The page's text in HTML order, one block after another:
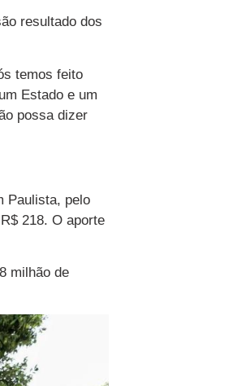
resultado dos
temos feito
Estado e um
possa dizer
Paulista, pelo
218. O aporte
milhão de